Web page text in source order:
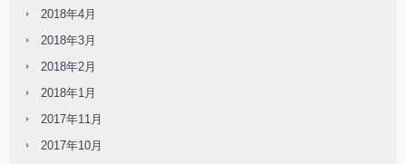
2018年4月
2018年3月
2018年2月
2018年1月
2017年11月
2017年10月